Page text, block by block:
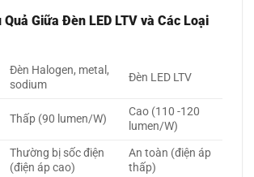
Quả Giữa Đèn LED LTV và Các Loại
Đèn Halogen, metal,
sodium
Đèn LED LTV
Thấp (90 lumen/W)
Cao (110 -120
lumen/W)
Thường bị sốc điện
(điện áp cao)
An toàn (điện áp
thấp)